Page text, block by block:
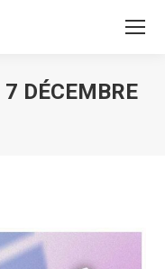
7 DÉCEMBRE